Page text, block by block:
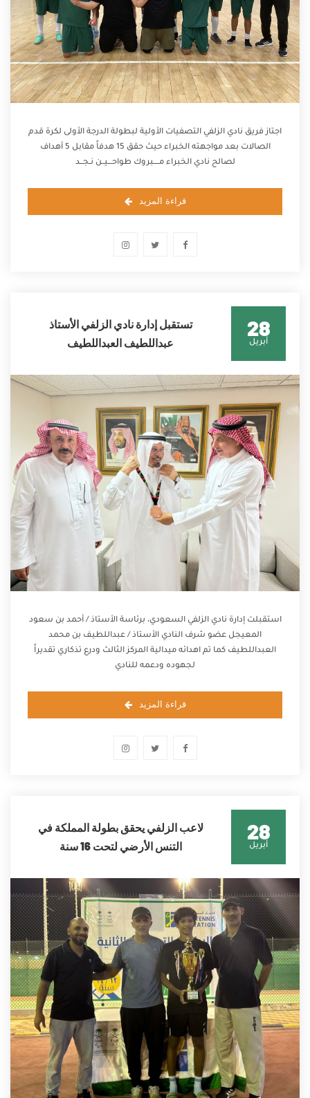
اجتاز فريق نادي الزلفي التصفيات الأولية لبطولة الدرجة الأولى لكرة قدم
الصالات بعد مواجهته الخبراء حيث حقق 15 هدفاً مقابل 5 أهداف
لصالح نادي الخبراء مــــبروك طواحـــيــن نـجــد
قراءة المزيد
28
أبريل
تستقبل إدارة نادي الزلفي الأستاذ
عبداللطيف العبداللطيف
استقبلت إدارة نادي الزلفي السعودي، برئاسة الأستاذ / أحمد بن سعود
المعيجل عضو شرف النادي الأستاذ / عبداللطيف بن محمد
العبداللطيف كما تم اهدائه ميدالية المركز الثالث ودرع تذكاري تقديراً
لجهوده ودعمه للنادي
قراءة المزيد
28
أبريل
لاعب الزلفي يحقق بطولة المملكة في
التنس الأرضي لتحت 16 سنة